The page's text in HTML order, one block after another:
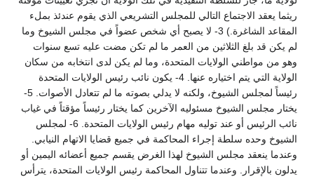
ريثما يعقد الاجتماع التالي للمجلس التشريعي الذي يقوم عندئذ بملء
المقاعد الشاغرة.) 3- لا يصبح أي شخص عضواً في مجلس الشيوخ وما
لم يكن قد بلغ الثلاثين من العمر ما لم تكن مضت عليه تسع سنوات
وهو من مواطني الولايات المتحدة، وما لم يكن لدى انتخابه من سكان
الولاية التي يتم اختياره عنها. 4- يكون نائب رئيس الولايات المتحدة
رئيساً لمجلس الشيوخ، ولكنه لا يدلي بصوته ما لم تتعادل الأصوات. 5-
يختار مجلس الشيوخ مسئوليه الآخرين كما يختار رئيساً مؤقتاً في غياب
نائب الرئيس أو عند توليه مهام رئيس الولايات المتحدة. 6- لمجلس
الشيوخ وحده سلطة إجراء المحاكمة في جميع قضايا الاتهام النيابي.
وعندما ينعقد مجلس الشيوخ لهذا الغرض يقسم جميع أعضائه اليمين أو
يدلون بالإقرار. وعندما تتناول المحاكمة رئيس الولايات المتحدة، يترأس